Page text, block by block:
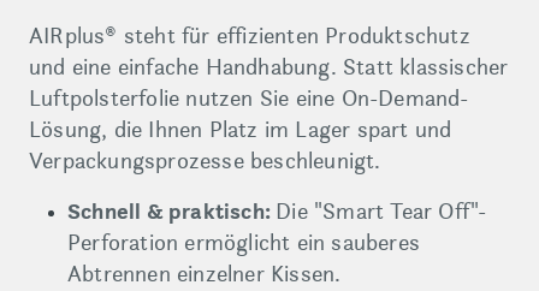
AIRplus® steht für effizienten Produktschutz
und eine einfache Handhabung. Statt klassischer
Luftpolsterfolie nutzen Sie eine On-Demand-
Lösung, die Ihnen Platz im Lager spart und
Verpackungsprozesse beschleunigt.
Schnell & praktisch: Die "Smart Tear Off"-
Perforation ermöglicht ein sauberes
Abtrennen einzelner Kissen.